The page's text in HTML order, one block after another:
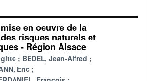
en oeuvre de la
risques naturels et
- Région Alsace
BEDEL, Jean-Alfred
Eric